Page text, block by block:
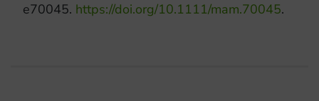
e70045. https://doi.org/10.1111/mam.70045.